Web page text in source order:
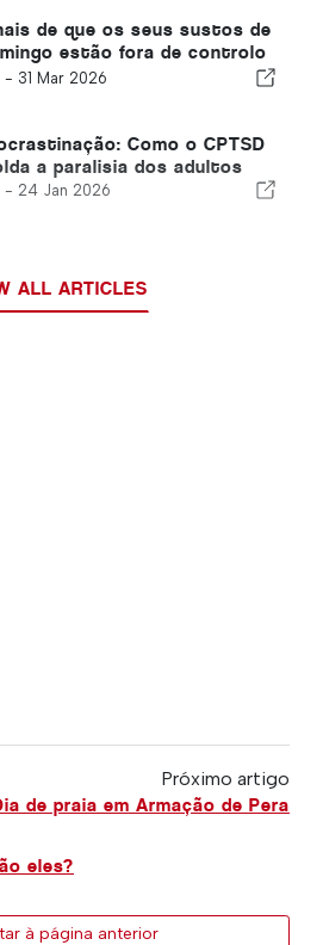
de que os seus sustos de
estão fora de controlo
combatê-los
- 31 Mar 2026
Como o CPTSD
a paralisia dos adultos
- 24 Jan 2026
ALL ARTICLES
Próximo artigo
de praia em Armação de Pera
eles?
à página anterior